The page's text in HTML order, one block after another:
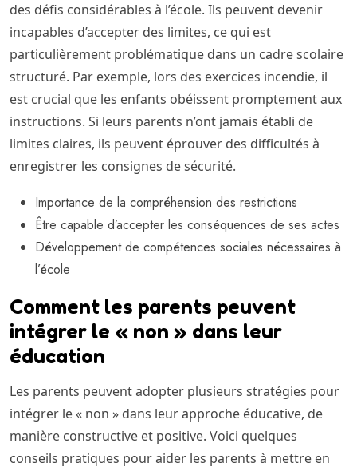
des défis considérables à l’école. Ils peuvent devenir
incapables d’accepter des limites, ce qui est
particulièrement problématique dans un cadre scolaire
structuré. Par exemple, lors des exercices incendie, il
est crucial que les enfants obéissent promptement aux
instructions. Si leurs parents n’ont jamais établi de
limites claires, ils peuvent éprouver des difficultés à
enregistrer les consignes de sécurité.
Importance de la compréhension des restrictions
Être capable d’accepter les conséquences de ses actes
Développement de compétences sociales nécessaires à
l’école
Comment les parents peuvent
intégrer le « non » dans leur
éducation
Les parents peuvent adopter plusieurs stratégies pour
intégrer le « non » dans leur approche éducative, de
manière constructive et positive. Voici quelques
conseils pratiques pour aider les parents à mettre en